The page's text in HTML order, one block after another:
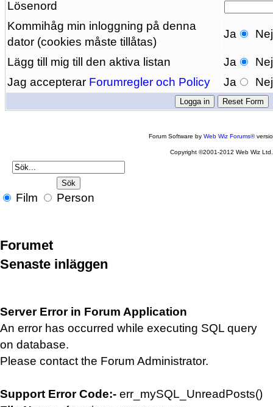
Lösenord
Kommihåg min inloggning på denna
dator (cookies måste tillåtas)
Ja Nej
Lägg till mig till den aktiva listan Ja
Nej
Jag accepterar Forumregler och Policy Ja Nej
Forum Software byWeb Wiz Forums®
Copyright ©2001-2012 Web Wiz Ltd.
Film Person
Forumet
Senaste inläggen
Server Error in Forum Application
An error has occurred while executing SQL query
on database.
Please contact the Forum Administrator.
Support Error Code:- err_mySQL_UnreadPosts()